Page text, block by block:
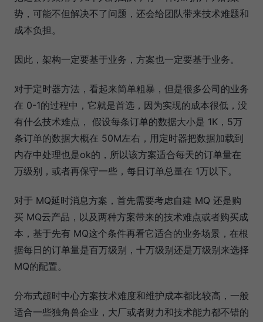
势，可能不但解决不了问题，还会给团队带来技术难题和
成本负担。
因此，架构一定要基于业务，方案也一定要基于业务。
对于定时器方法，看起来简单粗暴，但是很多公司的业务
在 0-1的过程中，它就是首选，因为实现的成本很低，没
有什么技术难点， 假设每条订单的数据大小是 1K，5万
条订单的数据大概在 50M左右，用定时器把数据加载到
内存中处理也是ok的，所以该方案适合每天的订单量在
万级别，或者再保守一些，每日订单总量在 1万以下。
对于 MQ延时消息方案，首先需要考虑自建 MQ 还是购
买 MQ云产品，以及两种方案带来的技术难点或者购买成
本，基于先有 MQ这个条件再看它适合的业务场景，在根
据每日的订单量是百万级别，十万级别还是万级别来选择
MQ的配置。
分布式超时中心方案技术难度和维护成本都比较高，一般
适合一些独角兽企业，大厂或者财力和技术能力都不错的